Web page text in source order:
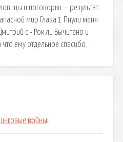
и поговорки -- результат
мир Глава 1 Пнули меня
c - Рок ли Вычитано и
ему отдельное спасибо.
войны